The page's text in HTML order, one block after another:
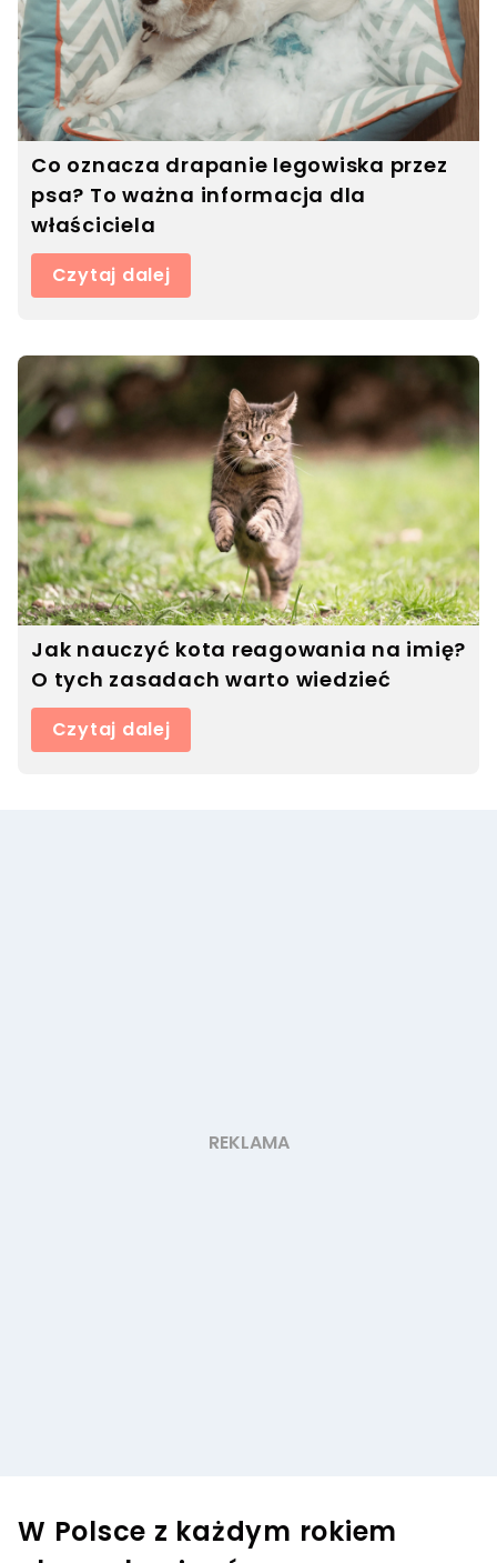
Co oznacza drapanie legowiska przez
psa? To ważna informacja dla
właściciela
Czytaj dalej
Jak nauczyć kota reagowania na imię?
O tych zasadach warto wiedzieć
Czytaj dalej
W Polsce z każdym rokiem